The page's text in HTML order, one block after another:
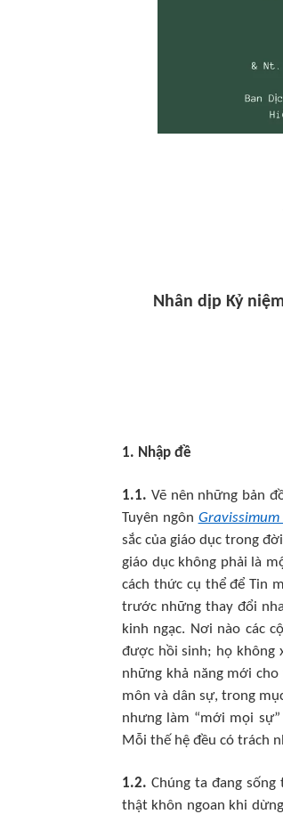
Nhân dịp Kỷ
1. Nhập đề
1.1. Vẽ nên những bản
Tuyên ngôn
sắc của giáo dục trong
giáo dục không phải là
cách thức cụ thể để Tin
trước những thay đổi
kinh ngạc. Nơi nào các
được hồi sinh; họ không
những khả năng mới
môn và dân sự, trong
nhưng làm “mới mọi sự”
Mỗi thế hệ đều có trách
1.2. Chúng ta đang
thật khôn ngoan khi